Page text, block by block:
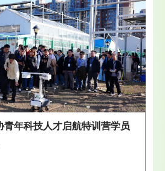
青年科技人才启航特训营学员